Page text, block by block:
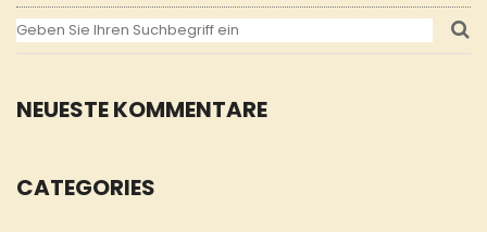
NEUESTE KOMMENTARE
CATEGORIES